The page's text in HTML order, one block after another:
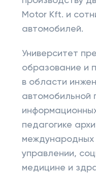
Motor Kft. и
автомобилей.
Университет
образование и
в области
автомобильной
педагогике
международных
управлении,
медицине и